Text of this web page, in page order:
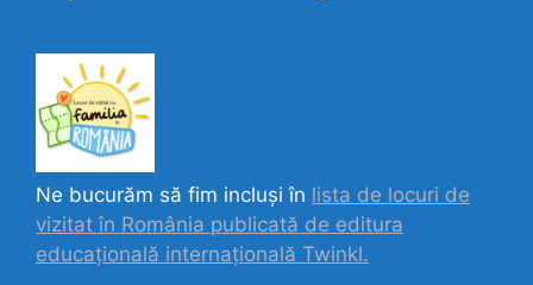
Ne bucurăm să fim incluși în lista de locuri de
vizitat în România publicată de editura
educațională internațională Twinkl.